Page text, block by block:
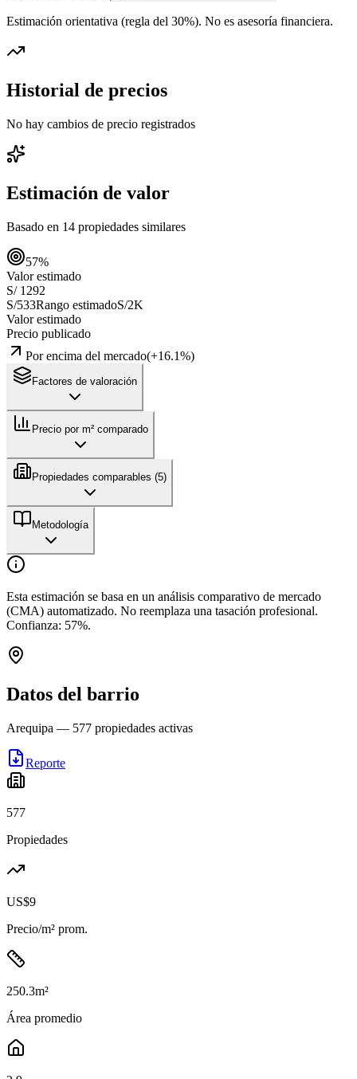
Estimación orientativa (regla del 30%). No es asesoría financiera.
Historial de precios
No hay cambios de precio registrados
Estimación de valor
Basado en 14 propiedades similares
57%
Valor estimado
S/ 1292
S/533Rango estimadoS/2K
Valor estimado
Precio publicado
Por encima del mercado(+16.1%)
Factores de valoración
Precio por m² comparado
Propiedades comparables (5)
Metodología
Esta estimación se basa en un análisis comparativo de mercado
(CMA) automatizado. No reemplaza una tasación profesional.
Confianza: 57%.
Datos del barrio
Arequipa — 577 propiedades activas
Reporte
577
Propiedades
US$9
Precio/m² prom.
250.3m²
Área promedio